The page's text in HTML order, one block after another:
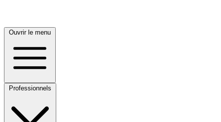
Ouvrir le menu
Professionnels